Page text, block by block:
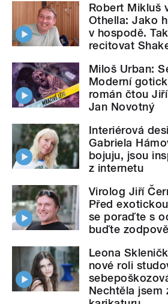
Robert Mikluš
Othella: Jako
v hospodě.
recitovat
Miloš Urban:
Moderní
román čtou
Jan Novotný
Interiérová
Gabriela
bojuju, jsou
z internetu
Virolog Jiří
Před
se poraďte s
buďte
Leona
nové roli
Nechtěla jsem